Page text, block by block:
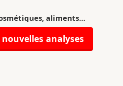
aliments…
analyses